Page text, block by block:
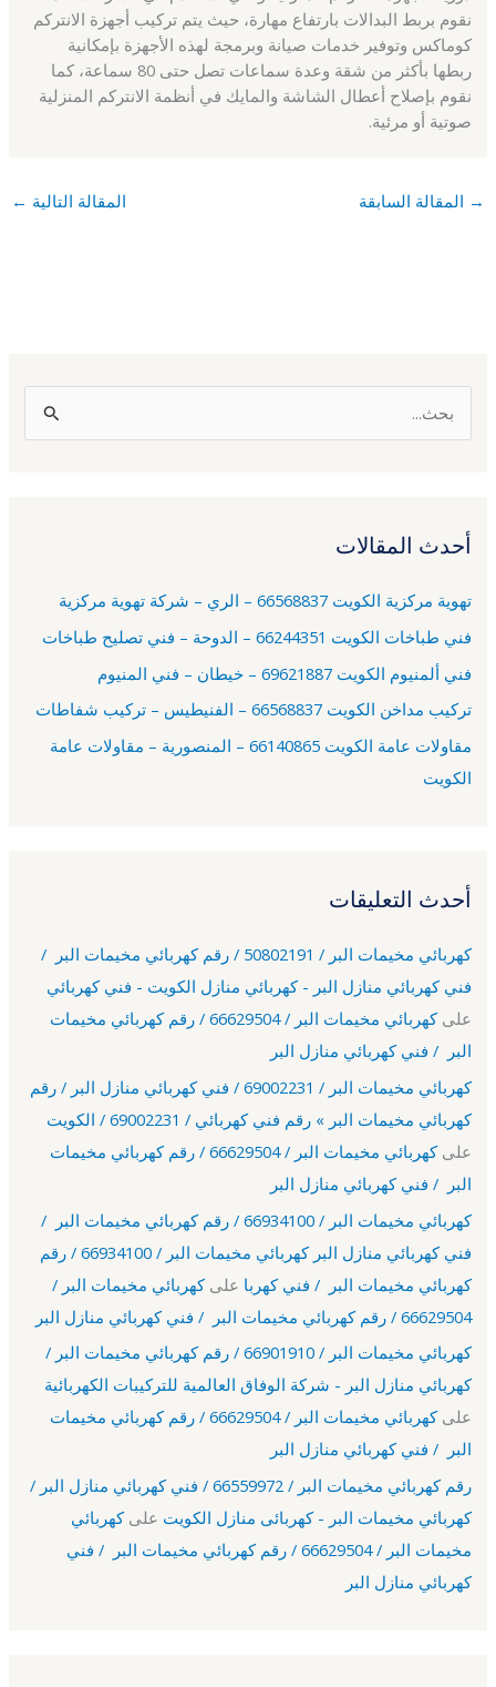
نقوم بربط البدالات بارتفاع مهارة، حيث يتم تركيب أجهزة الانتركم
كوماكس وتوفير خدمات صيانة وبرمجة لهذه الأجهزة بإمكانية
ربطها بأكثر من شقة وعدة سماعات تصل حتى 80 سماعة، كما
نقوم بإصلاح أعطال الشاشة والمايك في أنظمة الانتركم المنزلية
صوتية أو مرئية.
→ المقالة السابقة المقالة التالية ←
ث
ن
:
أحدث المقالات
تهوية مركزية الكويت 66568837 – الري – شركة تهوية مركزية
فني طباخات الكويت 66244351 – الدوحة – فني تصليح طباخات
فني ألمنيوم الكويت 69621887 – خيطان – فني المنيوم
تركيب مداخن الكويت 66568837 – الفنيطيس – تركيب شفاطات
مقاولات عامة الكويت 66140865 – المنصورية – مقاولات عامة
الكويت
أحدث التعليقات
كهربائي مخيمات البر / 50802191 / رقم كهربائي مخيمات البر /
فني كهربائي منازل البر - كهربائي منازل الكويت - فني كهربائي
على
كهربائي مخيمات البر / 66629504 / رقم كهربائي مخيمات
البر / فني كهربائي منازل البر
كهربائي مخيمات البر / 69002231 / فني كهربائي منازل البر / رقم
كهربائي مخيمات البر » رقم فني كهربائي / 69002231 / الكويت
على
كهربائي مخيمات البر / 66629504 / رقم كهربائي مخيمات
البر / فني كهربائي منازل البر
كهربائي مخيمات البر / 66934100 / رقم كهربائي مخيمات البر /
فني كهربائي منازل البر كهربائي مخيمات البر / 66934100 / رقم
كهربائي مخيمات البر / فني كهربا علىكهربائي مخيمات البر /
66629504 / رقم كهربائي مخيمات البر / فني كهربائي منازل البر
كهربائي مخيمات البر / 66901910 / رقم كهربائي مخيمات البر /
كهربائي منازل البر - شركة الوفاق العالمية للتركيبات الكهربائية
على
كهربائي مخيمات البر / 66629504 / رقم كهربائي مخيمات
البر / فني كهربائي منازل البر
رقم كهربائي مخيمات البر / 66559972 / فني كهربائي منازل البر /
كهربائي مخيمات البر - كهربائى منازل الكويت علىكهربائي
مخيمات البر / 66629504 / رقم كهربائي مخيمات البر / فني
كهربائي منازل البر